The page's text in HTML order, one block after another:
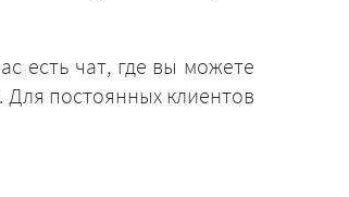
есть чат, где вы можете
постоянных клиентов